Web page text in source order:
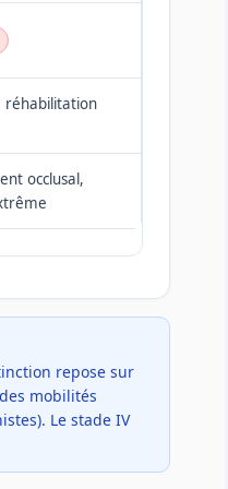
réhabilitation
occlusal,
repose sur
mobilités
Le stade IV